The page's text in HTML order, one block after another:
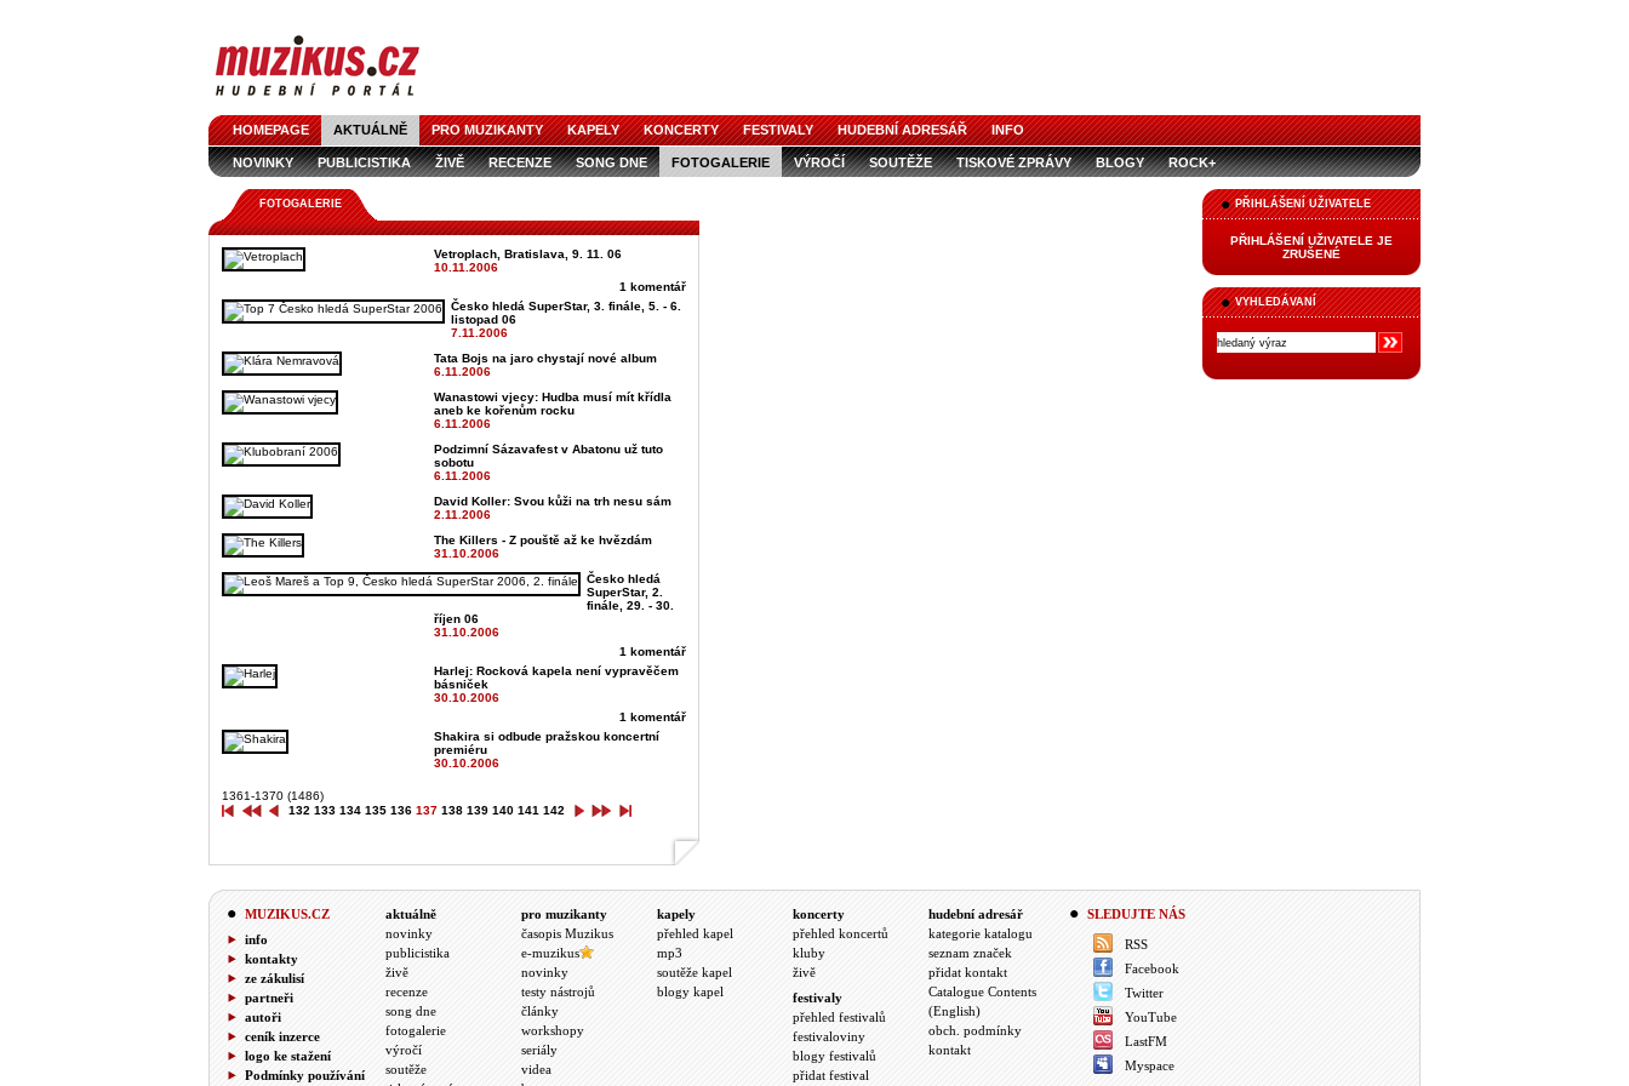
HOMEPAGE AKTUÁLNĚ PRO MUZIKANTY KAPELY KONCERTY FESTIVALY HUDEBNÍ ADRESÁŘ INFO
NOVINKY PUBLICISTIKA ŽIVĚ RECENZE SONG DNE FOTOGALERIE VÝROČÍ SOUTĚŽE TISKOVÉ ZPRÁVY BLOGY ROCK+
PŘIHLÁŠENÍ UŽIVATELE
PŘIHLÁŠENÍ UŽIVATELE JE
ZRUŠENÉ
VYHLEDÁVANÍ
FOTOGALERIE
Vetroplach, Bratislava, 9. 11. 06
10.11.2006
1 komentář
Česko hledá SuperStar, 3. finále, 5. - 6.
listopad 06
7.11.2006
Tata Bojs na jaro chystají nové album
6.11.2006
Wanastowi vjecy: Hudba musí mít křídla
aneb ke kořenům rocku
6.11.2006
Podzimní Sázavafest v Abatonu už tuto
sobotu
6.11.2006
David Koller: Svou kůži na trh nesu sám
2.11.2006
The Killers - Z pouště až ke hvězdám
31.10.2006
Česko hledá
SuperStar, 2.
finále, 29. - 30.
říjen 06
31.10.2006
1 komentář
Harlej: Rocková kapela není vypravěčem
básniček
30.10.2006
1 komentář
Shakira si odbude pražskou koncertní
premiéru
30.10.2006
1361-1370 (1486)
132 133 134 135 136 137 138 139 140 141 142
MUZIKUS.CZ
info
kontakty
ze zákulisí
partneři
autoři
ceník inzerce
logo ke stažení
Podmínky používání
aktuálně
novinky
publicistika
živě
recenze
song dne
fotogalerie
výročí
soutěže
pro muzikanty
časopis Muzikus
e-muzikus
novinky
testy nástrojů
články
workshopy
seriály
videa
kapely
přehled kapel
mp3
soutěže kapel
blogy kapel
koncerty
přehled koncertů
kluby
živě
festivaly
přehled festivalů
festivaloviny
blogy festivalů
přidat festival
hudební adresář
kategorie katalogu
seznam značek
přidat kontakt
Catalogue Contents
(English)
obch. podmínky
kontakt
SLEDUJTE NÁS
RSS
Facebook
Twitter
YouTube
LastFM
Myspace